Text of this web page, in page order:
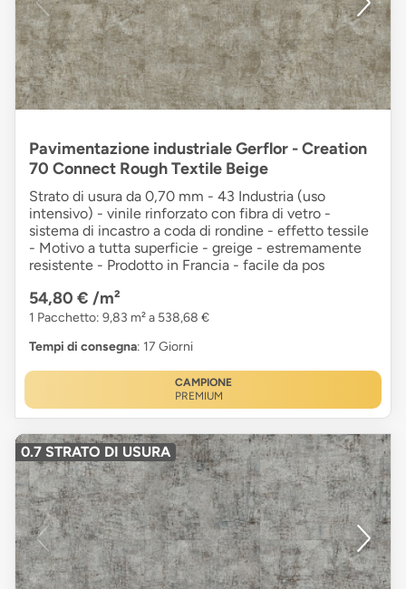
Pavimentazione industriale Gerflor - Creation
70 Connect Rough Textile Beige
Strato di usura da 0,70 mm - 43 Industria (uso
intensivo) - vinile rinforzato con fibra di vetro -
sistema di incastro a coda di rondine - effetto tessile
- Motivo a tutta superficie - greige - estremamente
resistente - Prodotto in Francia - facile da pos
54,80 € /m²
1 Pacchetto: 9,83 m² a 538,68 €
Tempi di consegna: 17 Giorni
CAMPIONE
PREMIUM
0.7 STRATO DI USURA